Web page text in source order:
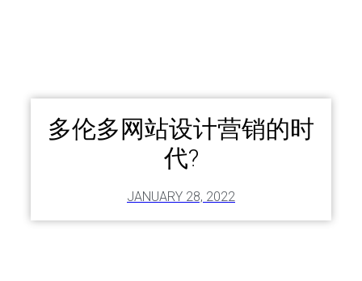
多伦多网站设计营销的时
代?
JANUARY 28, 2022